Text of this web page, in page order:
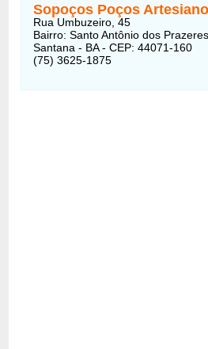
Sopoços Poços Artesiano
Rua Umbuzeiro, 45
Bairro: Santo Antônio dos
Santana - BA - CEP: 44071-160
(75) 3625-1875